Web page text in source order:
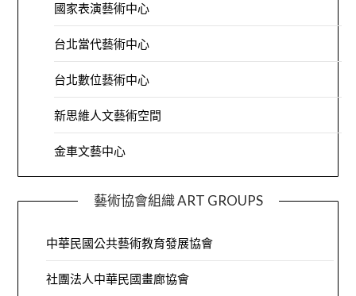
國家表演藝術中心
台北當代藝術中心
台北數位藝術中心
新思維人文藝術空間
金車文藝中心
藝術協會組織 ART GROUPS
中華民國公共藝術教育發展協會
社團法人中華民國畫廊協會